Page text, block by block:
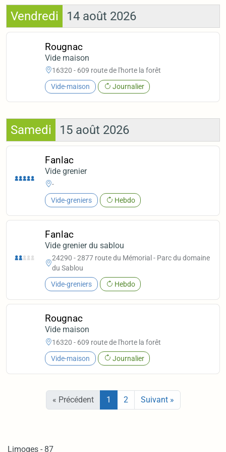
Vendredi 14 août 2026
Rougnac
Vide maison
16320 - 609 route de l'horte la forêt
Vide-maison Journalier
Samedi 15 août 2026
Fanlac
Vide grenier
-
Vide-greniers Hebdo
Fanlac
Vide grenier du sablou
24290 - 2877 route du Mémorial - Parc du domaine
du Sablou
Vide-greniers Hebdo
Rougnac
Vide maison
16320 - 609 route de l'horte la forêt
Vide-maison Journalier
« Précédent 1 2 Suivant »
Limoges - 87